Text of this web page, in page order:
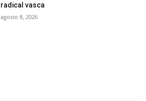
radical vasca
agosto 8, 2026